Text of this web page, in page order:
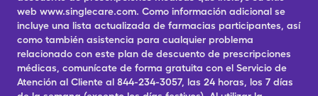
web www.singlecare.com. Como información adicional se
incluye una lista actualizada de farmacias participantes, así
como también asistencia para cualquier problema
relacionado con este plan de descuento de prescripciones
médicas, comunícate de forma gratuita con el Servicio de
Atención al Cliente al 844-234-3057, las 24 horas, los 7 días